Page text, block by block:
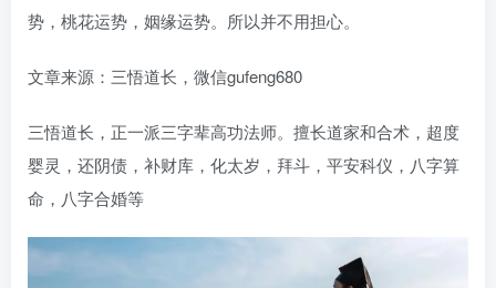
势，桃花运势，姻缘运势。所以并不用担心。
文章来源：三悟道长，微信gufeng680
三悟道长，正一派三字辈高功法师。擅长道家和合术，超度
婴灵，还阴债，补财库，化太岁，拜斗，平安科仪，八字算
命，八字合婚等